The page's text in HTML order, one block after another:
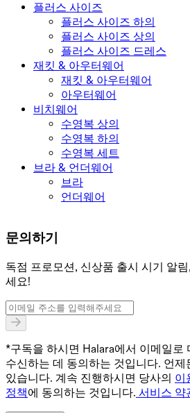
플러스 사이즈
플러스 사이즈 하의
플러스 사이즈 상의
플러스 사이즈 드레스
재킷 & 아우터웨어
재킷 & 아우터웨어
아우터웨어
비치웨어
수영복 상의
수영복 하의
수영복 세트
브라 & 언더웨어
브라
언더웨어
문의하기
독점 프로모션, 신상품 출시 시기 알
세요!
*구독을 하시면 Halara에서 이메일로
수신하는 데 동의하는 것입니다. 언
있습니다. 계속 진행하시면 당사의 이
정책에 동의하는 것입니다. 서비스 약